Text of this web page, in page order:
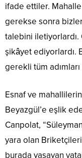
ifade ettiler.
gerekse sonra
talebini
şikâyet ediyorlardı.
gerekli tüm
Esnaf ve
Beyazgül’e eşlik
Canpolat,
yara olan
burada yaşayan